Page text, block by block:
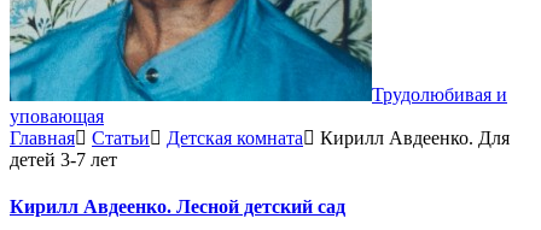
Трудолюбивая и
уповающая
Главная
Статьи Детская комната
Кирилл Авдеенко. Для
детей 3-7 лет
Кирилл Авдеенко. Лесной детский сад